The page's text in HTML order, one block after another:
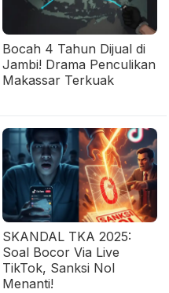
Bocah 4 Tahun Dijual di
Jambi! Drama Penculikan
Makassar Terkuak
SKANDAL TKA 2025:
Soal Bocor Via Live
TikTok, Sanksi Nol
Menanti!